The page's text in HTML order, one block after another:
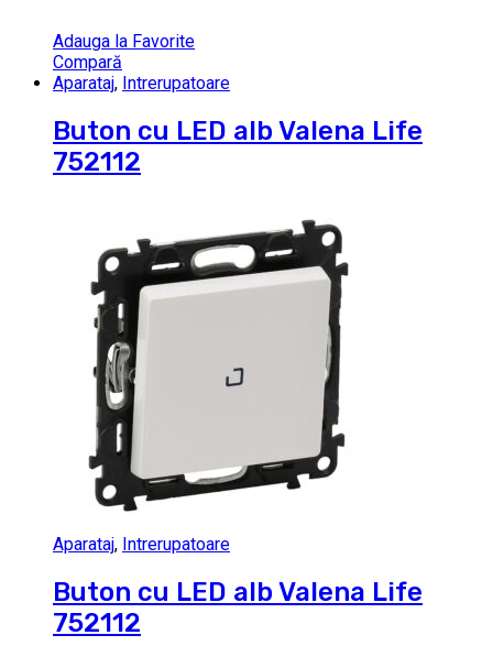
Adauga la Favorite
Compară
Aparataj, Intrerupatoare
Buton cu LED alb Valena Life
752112
Aparataj, Intrerupatoare
Buton cu LED alb Valena Life
752112